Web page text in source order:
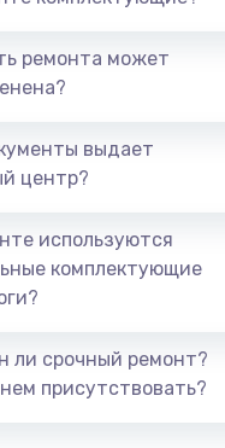
480 руб.
оптической
Не включается
Заказать
ремонта может
выдает
центр?
используются
комплектующие
ли срочный ремонт?
присутствовать?